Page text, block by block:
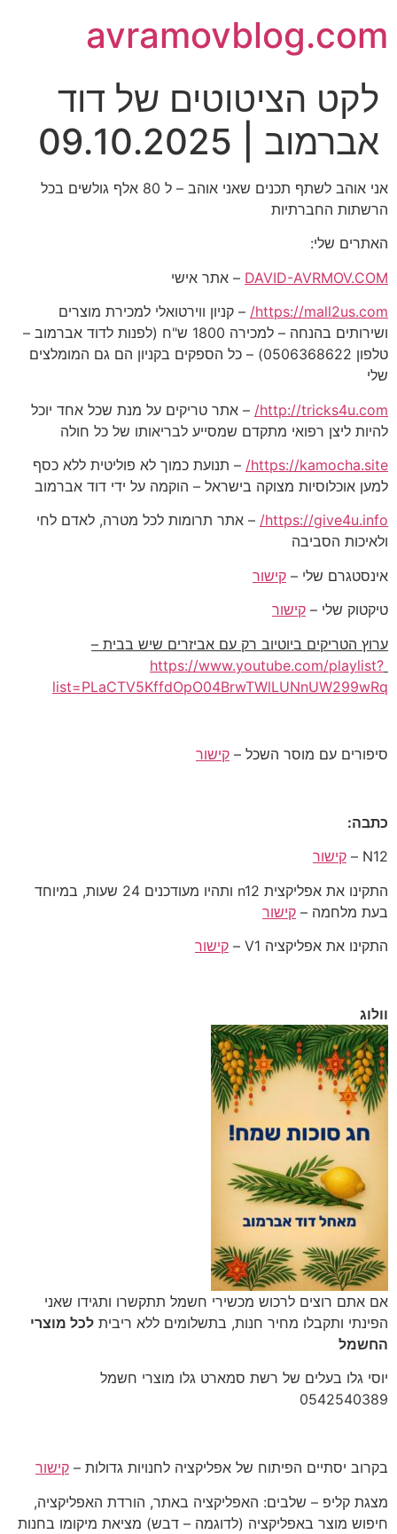
avramovblog.com
לקט הציטוטים של דוד
אברמוב | 09.10.2025
אני אוהב לשתף תכנים שאני אוהב – ל 80 אלף גולשים בכל
הרשתות החברתיות
האתרים שלי:
DAVID-AVRMOV.COM – אתר אישי
https://mall2us.com/ – קניון ווירטואלי למכירת מוצרים
ושירותים בהנחה – למכירה 1800 ש"ח (לפנות לדוד אברמוב –
טלפון 0506368622) – כל הספקים בקניון הם גם המומלצים
שלי
http://tricks4u.com/ – אתר טריקים על מנת שכל אחד יוכל
להיות ליצן רפואי מתקדם שמסייע לבריאותו של כל חולה
https://kamocha.site/ – תנועת כמוך לא פוליטית ללא כסף
למען אוכלוסיות מצוקה בישראל – הוקמה על ידי דוד אברמוב
https://give4u.info/ – אתר תרומות לכל מטרה, לאדם לחי
ולאיכות הסביבה
אינסטגרם שלי – קישור
טיקטוק שלי – קישור
ערוץ הטריקים ביוטיוב רק עם אביזרים שיש בבית –
https://www.youtube.com/playlist?
list=PLaCTV5KffdOpO04BrwTWlLUNnUW299wRq
סיפורים עם מוסר השכל – קישור
כתבה:
N12 –
קישור
התקינו את אפליקצית n12 ותהיו מעודכנים 24 שעות, במיוחד
בעת מלחמה – קישור
התקינו את אפליקציה V1 –
קישור
וולוג
‎אם אתם רוצים לרכוש מכשירי חשמל תתקשרו ותגידו שאני
הפינתי ותקבלו מחיר חנות, בתשלומים ללא ריבית לכל מוצרי
החשמל
יוסי גלו בעלים של רשת סמארט גלו מוצרי חשמל
‎0542540389‎
בקרוב יסתיים הפיתוח של אפליקציה לחנויות גדולות – קישור
מצגת קליפ – שלבים: האפליקציה באתר, הורדת האפליקציה,
חיפוש מוצר באפליקציה (לדוגמה – דבש) מציאת מיקומו בחנות